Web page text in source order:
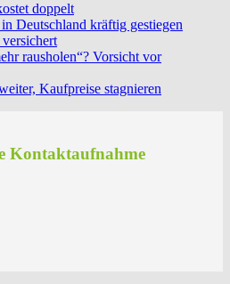
doppelt
Deutschland kräftig gestiegen
rausholen“? Vorsicht vor
Kaufpreise stagnieren
Kontaktaufnahme